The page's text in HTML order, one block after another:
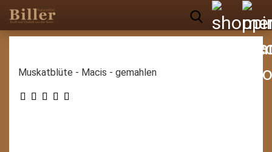
Muskatblüte - Macis - gemahlen